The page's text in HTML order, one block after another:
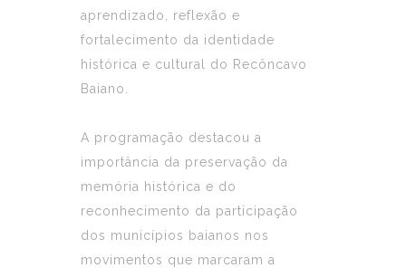
aprendizado, reflexão e
fortalecimento da identidade
histórica e cultural do Recôncavo
Baiano.
A programação destacou a
importância da preservação da
memória histórica e do
reconhecimento da participação
dos municípios baianos nos
movimentos que marcaram a